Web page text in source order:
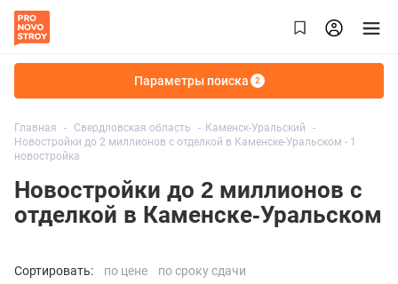
Параметры поиска 2
Главная Свердловская область
Каменск-Уральский
Новостройки до 2 миллионов с отделкой в Каменске-Уральском - 1
новостройка
Новостройки до 2 миллионов с
отделкой в Каменске-Уральском
Сортировать: по цене по сроку сдачи